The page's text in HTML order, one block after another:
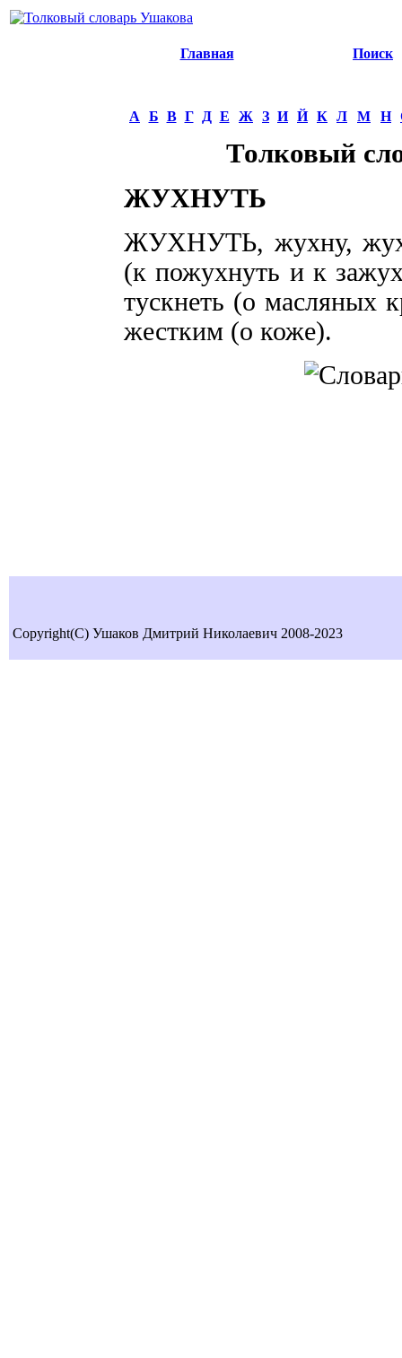
Главная Поиск
А Б В Г Д Е Ж З И Й К Л М Н
Толковый
ЖУХНУТЬ
ЖУХНУТЬ, жухну,
(к пожухнуть и к
тускнеть (о масляных
жестким (о коже).
Copyright(C) Ушаков Дмитрий Николаевич 2008-2023